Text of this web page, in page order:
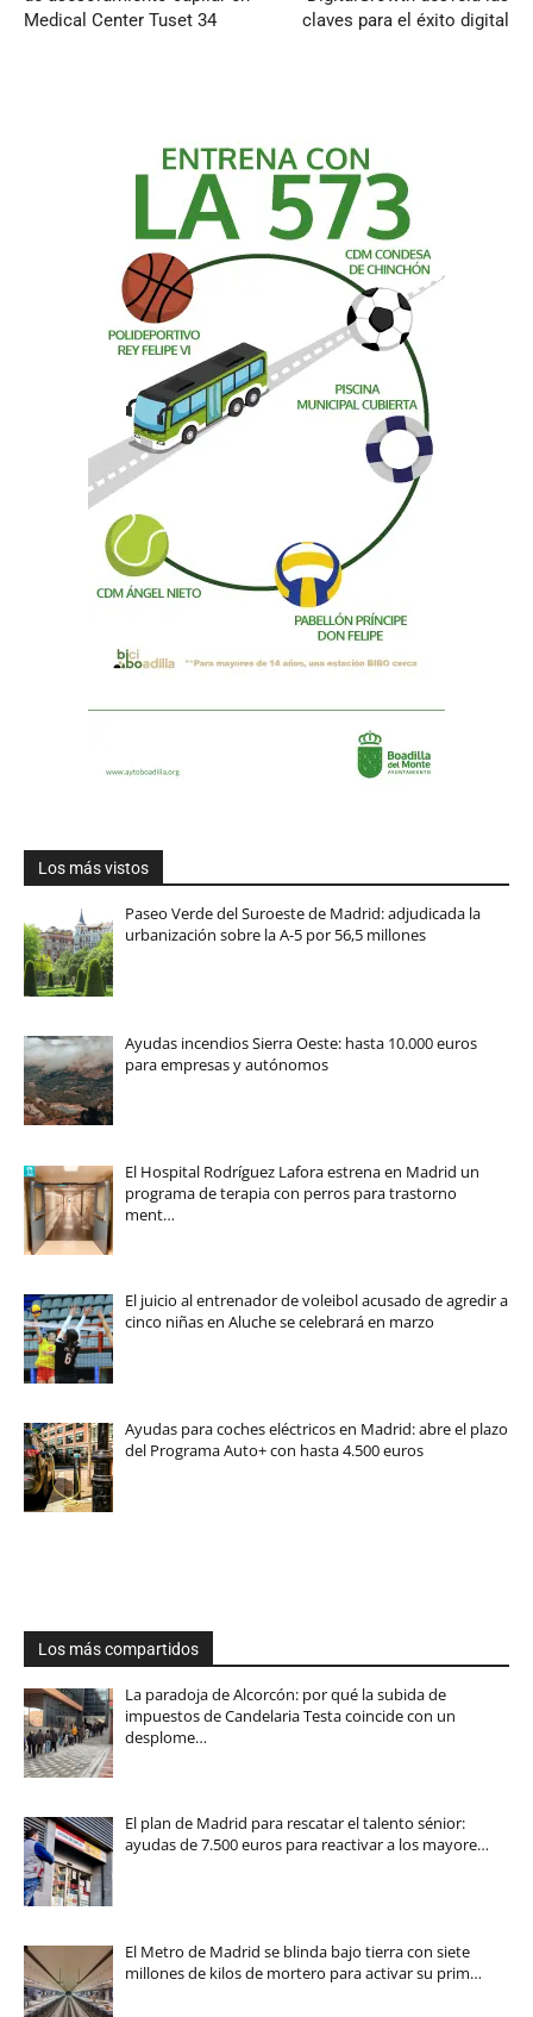
Medical Center Tuset 34
claves para el éxito digital
Los más vistos
Paseo Verde del Suroeste de Madrid: adjudicada la
urbanización sobre la A-5 por 56,5 millones
Ayudas incendios Sierra Oeste: hasta 10.000 euros
para empresas y autónomos
El Hospital Rodríguez Lafora estrena en Madrid un
programa de terapia con perros para trastorno
ment…
El juicio al entrenador de voleibol acusado de agredir a
cinco niñas en Aluche se celebrará en marzo
Ayudas para coches eléctricos en Madrid: abre el plazo
del Programa Auto+ con hasta 4.500 euros
Los más compartidos
La paradoja de Alcorcón: por qué la subida de
impuestos de Candelaria Testa coincide con un
desplome…
El plan de Madrid para rescatar el talento sénior:
ayudas de 7.500 euros para reactivar a los mayore…
El Metro de Madrid se blinda bajo tierra con siete
millones de kilos de mortero para activar su prim…